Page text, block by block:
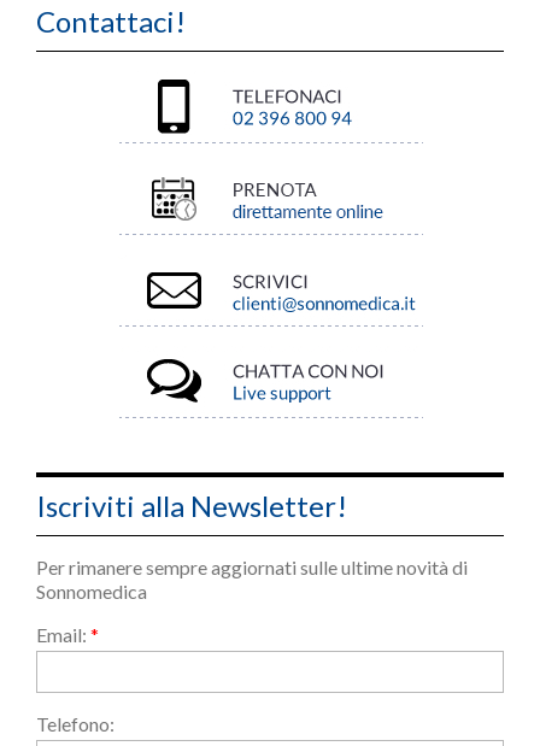
Contattaci!
Iscriviti alla Newsletter!
Per rimanere sempre aggiornati sulle ultime novità di
Sonnomedica
Email: *
Telefono: